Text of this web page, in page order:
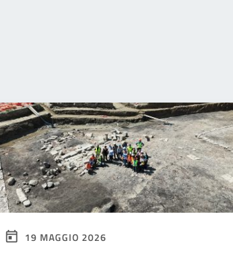
19 MAGGIO 2026